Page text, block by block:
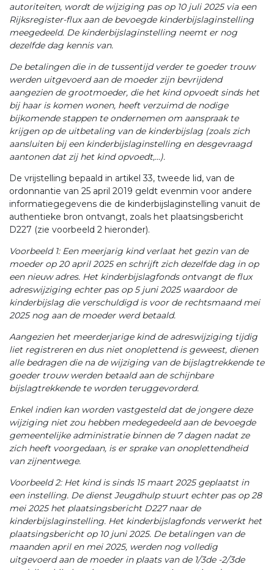
autoriteiten, wordt de wijziging pas op 10 juli 2025 via een
Rijksregister-flux aan de bevoegde kinderbijslaginstelling
meegedeeld. De kinderbijslaginstelling neemt er nog
dezelfde dag kennis van.
De betalingen die in de tussentijd verder te goeder trouw
werden uitgevoerd aan de moeder zijn bevrijdend
aangezien de grootmoeder, die het kind opvoedt sinds het
bij haar is komen wonen, heeft verzuimd de nodige
bijkomende stappen te ondernemen om aanspraak te
krijgen op de uitbetaling van de kinderbijslag (zoals zich
aansluiten bij een kinderbijslaginstelling en desgevraagd
aantonen dat zij het kind opvoedt,…).
De vrijstelling bepaald in artikel 33, tweede lid, van de
ordonnantie van 25 april 2019 geldt evenmin voor andere
informatiegegevens die de kinderbijslaginstelling vanuit de
authentieke bron ontvangt, zoals het plaatsingsbericht
D227 (zie voorbeeld 2 hieronder).
Voorbeeld 1: Een meerjarig kind verlaat het gezin van de
moeder op 20 april 2025 en schrijft zich dezelfde dag in op
een nieuw adres. Het kinderbijslagfonds ontvangt de flux
adreswijziging echter pas op 5 juni 2025 waardoor de
kinderbijslag die verschuldigd is voor de rechtsmaand mei
2025 nog aan de moeder werd betaald.
Aangezien het meerderjarige kind de adreswijziging tijdig
liet registreren en dus niet onoplettend is geweest, dienen
alle bedragen die na de wijziging van de bijslagtrekkende te
goeder trouw werden betaald aan de schijnbare
bijslagtrekkende te worden teruggevorderd.
Enkel indien kan worden vastgesteld dat de jongere deze
wijziging niet zou hebben medegedeeld aan de bevoegde
gemeentelijke administratie binnen de 7 dagen nadat ze
zich heeft voorgedaan, is er sprake van onoplettendheid
van zijnentwege.
Voorbeeld 2: Het kind is sinds 15 maart 2025 geplaatst in
een instelling. De dienst Jeugdhulp stuurt echter pas op 28
mei 2025 het plaatsingsbericht D227 naar de
kinderbijslaginstelling. Het kinderbijslagfonds verwerkt het
plaatsingsbericht op 10 juni 2025. De betalingen van de
maanden april en mei 2025, werden nog volledig
uitgevoerd aan de moeder in plaats van de 1/3de -2/3de